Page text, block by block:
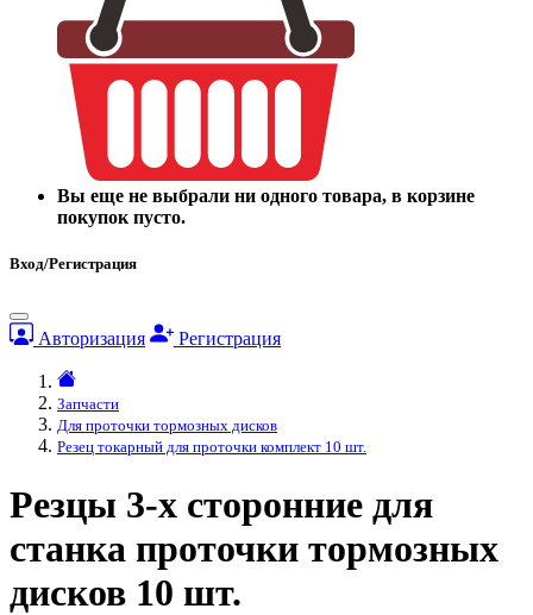
Вы еще не выбрали ни одного товара, в корзине
покупок пусто.
Вход/Регистрация
Авторизация Регистрация
Запчасти
Для проточки тормозных дисков
Резец токарный для проточки комплект 10 шт.
Резцы 3-х сторонние для
станка проточки тормозных
дисков 10 шт.